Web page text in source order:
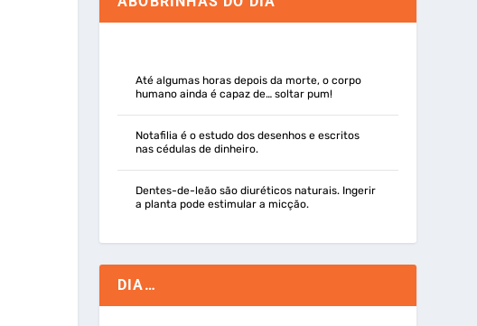
Até algumas horas depois da morte, o corpo
humano ainda é capaz de… soltar pum!
Notafilia é o estudo dos desenhos e escritos
nas cédulas de dinheiro.
Dentes-de-leão são diuréticos naturais. Ingerir
a planta pode estimular a micção.
DIA…